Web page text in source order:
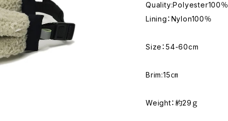
Quality:Polyester100％
Lining：Nylon100％
Size：54-60cm
Brim:15㎝
Weight：約29ｇ